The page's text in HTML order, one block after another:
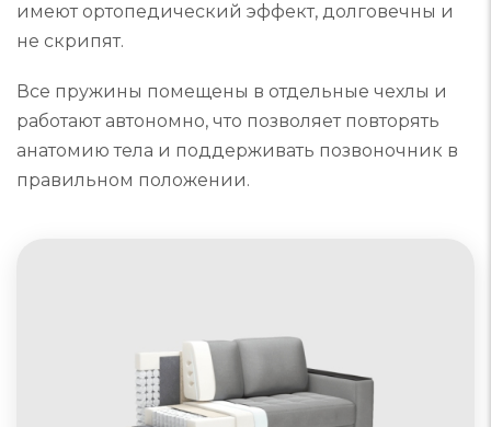
имеют ортопедический эффект, долговечны и
не скрипят.
Все пружины помещены в отдельные чехлы и
работают автономно, что позволяет повторять
анатомию тела и поддерживать позвоночник в
правильном положении.